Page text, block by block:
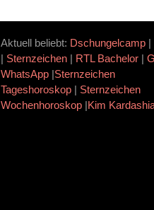
Aktuell beliebt: Dschungelcamp|
| Sternzeichen| RTL Bachelor|
WhatsApp|Sternzeichen
Tageshoroskop| Sternzeichen
Wochenhoroskop|Kim